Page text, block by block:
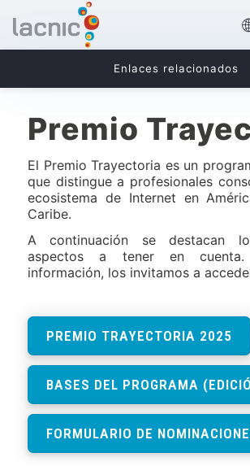
Premio
El Premio Trayectoria es un
que distingue a profesionales
ecosistema de Internet en
Caribe.
A continuación se destacan
aspectos a tener en
información, los invitamos a
PREMIO TRAYECTORIA 2025
BASES DEL PROGRAMA
FORMULARIO DE
Enlaces relacionados